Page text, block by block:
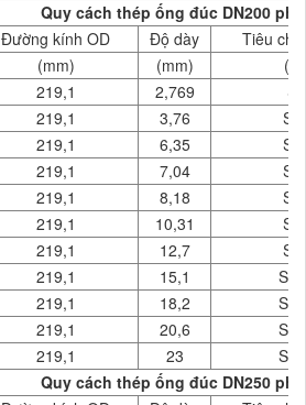
Quy cách thép ống đúc DN200 phi
Đường kính OD Độ dày
Tiêu
(mm) (mm)
(
219,1 2,769
219,1 3,76
219,1 6,35
219,1 7,04
219,1 8,18
219,1 10,31
219,1 12,7
219,1 15,1
219,1 18,2
219,1 20,6
219,1 23
Quy cách thép ống đúc DN250 phi